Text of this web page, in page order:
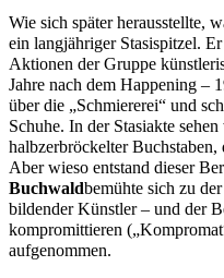
Wie sich später herausstellte,
ein langjähriger Stasispitzel.
Aktionen der Gruppe
Jahre nach dem Happening –
über die „Schmiererei“ und
Schuhe. In der Stasiakte
halbzerbröckelter Buchstaben,
Aber wieso entstand dieser
Buchwaldbemühte sich zu
bildender Künstler – und der
kompromittieren
aufgenommen.